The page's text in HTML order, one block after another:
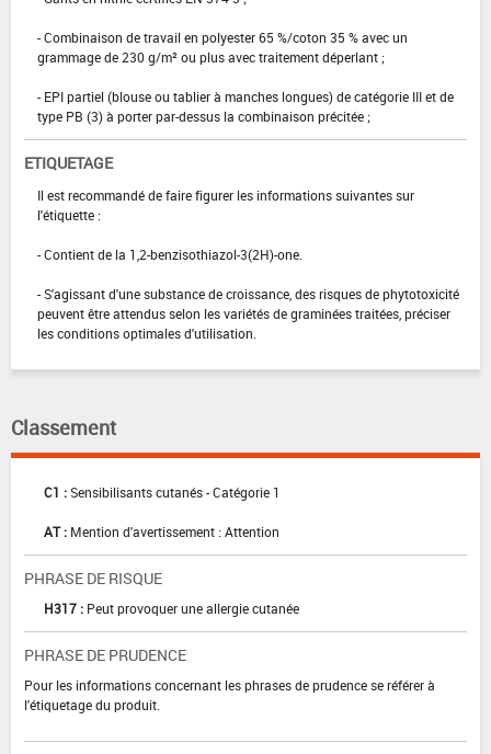
- Combinaison de travail en polyester 65 %/coton 35 % avec un
grammage de 230 g/m² ou plus avec traitement déperlant ;
- EPI partiel (blouse ou tablier à manches longues) de catégorie III et de
type PB (3) à porter par-dessus la combinaison précitée ;
ETIQUETAGE
Il est recommandé de faire figurer les informations suivantes sur
l'étiquette :
- Contient de la 1,2-benzisothiazol-3(2H)-one.
- S'agissant d'une substance de croissance, des risques de phytotoxicité
peuvent être attendus selon les variétés de graminées traitées, préciser
les conditions optimales d'utilisation.
Classement
C1 :Sensibilisants cutanés - Catégorie 1
AT : Mention d'avertissement : Attention
PHRASE DE RISQUE
H317 : Peut provoquer une allergie cutanée
PHRASE DE PRUDENCE
Pour les informations concernant les phrases de prudence se référer à
l'étiquetage du produit.